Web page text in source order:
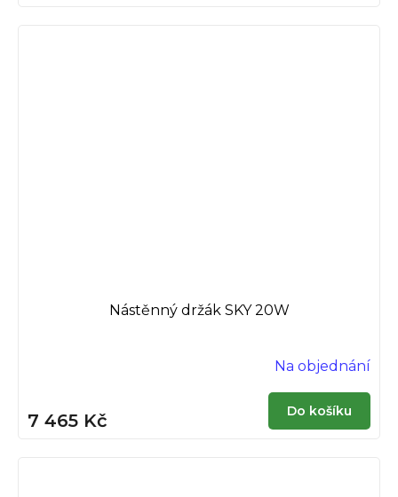
Nástěnný držák SKY 20W
Na objednání
7 465 Kč Do košíku